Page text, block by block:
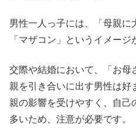
男性一人っ子には、「母親に
「マザコン」というイメージ
交際や結婚において、「お母
親を引き合いに出す男性は好
親の影響を受けやすく、自
多いため、注意が必要です。